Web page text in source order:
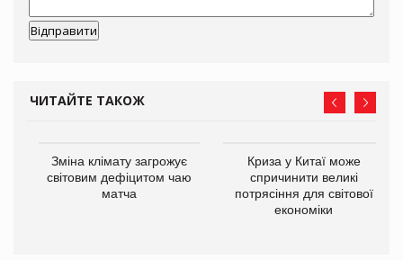
ЧИТАЙТЕ ТАКОЖ
Зміна клімату загрожує
світовим дефіцитом чаю
матча
Криза у Китаї може
спричинити великі
потрясіння для світової
економіки